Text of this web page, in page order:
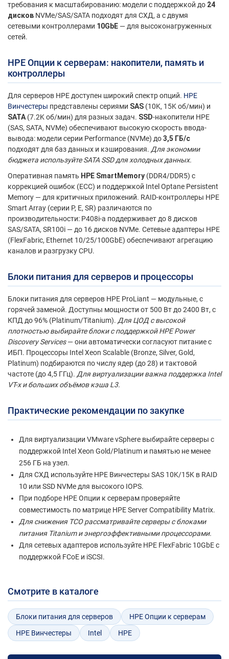
требования к масштабированию: модели с поддержкой до 24
дисков NVMe/SAS/SATA подходят для СХД, а с двумя
сетевыми контроллерами 10GbE — для высоконагруженных
сетей.
HPE Опции к серверам: накопители, память и
контроллеры
Для серверов HPE доступен широкий спектр опций. HPE
Винчестеры представлены сериями SAS (10K, 15K об/мин) и
SATA(7.2K об/мин) для разных задач. SSD-накопители HPE
(SAS, SATA, NVMe) обеспечивают высокую скорость ввода-
вывода: модели серии Performance (NVMe) до3,5 ГБ/с
подходят для баз данных и кэширования. Для экономии
бюджета используйте SATA SSD для холодных данных.
Оперативная память HPE SmartMemory (DDR4/DDR5) с
коррекцией ошибок (ECC) и поддержкой Intel Optane Persistent
Memory — для критичных приложений. RAID-контроллеры HPE
Smart Array (серии P, E, SR) различаются по
производительности: P408i-a поддерживает до 8 дисков
SAS/SATA, SR100i — до 16 дисков NVMe. Сетевые адаптеры HPE
(FlexFabric, Ethernet 10/25/100GbE) обеспечивают агрегацию
каналов и разгрузку CPU.
Блоки питания для серверов и процессоры
Блоки питания для серверов HPE ProLiant — модульные, с
горячей заменой. Доступны мощности от 500 Вт до 2400 Вт, с
КПД до 96% (Platinum/Titanium). Для ЦОД с высокой
плотностью выбирайте блоки с поддержкой HPE Power
Discovery Services— они автоматически согласуют питание с
ИБП. Процессоры Intel Xeon Scalable (Bronze, Silver, Gold,
Platinum) подбираются по числу ядер (до 28) и тактовой
частоте (до 4,5 ГГц). Для виртуализации важна поддержка Intel
VT-x и больших объёмов кэша L3.
Практические рекомендации по закупке
Для виртуализации VMware vSphere выбирайте серверы с
поддержкой Intel Xeon Gold/Platinum и памятью не менее
256 ГБ на узел.
Для СХД используйте HPE Винчестеры SAS 10K/15K в RAID
10 или SSD NVMe для высокого IOPS.
При подборе HPE Опции к серверам проверяйте
совместимость по матрице HPE Server Compatibility Matrix.
Для снижения TCO рассматривайте серверы с блоками
питания Titanium и энергоэффективными процессорами.
Для сетевых адаптеров используйте HPE FlexFabric 10GbE с
поддержкой FCoE и iSCSI.
Смотрите в каталоге
Блоки питания для серверов
HPE Опции к серверам
HPE Винчестеры
Intel HPE